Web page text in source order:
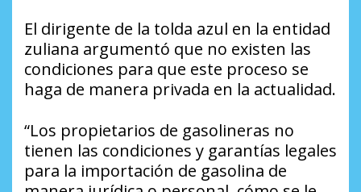
El dirigente de la tolda azul en la entidad
zuliana argumentó que no existen las
condiciones para que este proceso se
haga de manera privada en la actualidad.
“Los propietarios de gasolineras no
tienen las condiciones y garantías legales
para la importación de gasolina de